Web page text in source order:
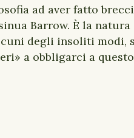
ad aver fatto
Barrow. È la natura
degli insoliti modi,
a obbligarci a